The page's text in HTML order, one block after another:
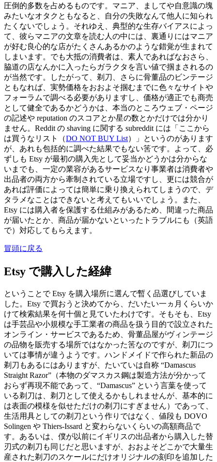
圧倒的多数を占めるものです。マニア、ましてや自意識の塊
みたいなオタクともなると、自分の失敗なんて他人に知られ
たくないでしょう。それゆえ、典型的な生存バイアスによっ
て、彼らマニアの文章を読む人の中には、裏通りにはマニア
が好む良心的な店がたくさんあるかのような錯覚が生まれて
しまいます。でも大抵の消費者は、素人であればなおさら、
脇道の店なんかに入ったらガラクタを言い値で掴まされるの
が当然です。したがって、剃刀、さらに骨董品のビンテージ
ともなれば、実勢価格をおおよそ掴むまでに色々なサイトや
フォーラムで調べる必要がありますし、価格が適正でも商売
として健全であるかどうかは、本当のところウェブ・ページ
の記述や reputation のスコアとか星の数とかだけでは分かり
ません。Reddit の shaving に関する subreddit には「ここから
は買うなリスト（DO NOT BUY List）」というのがあります
が、あれも包括的に調べた結果でもない筈です。よって、必
ずしも Etsy が最初の購入先として妥当かどうかは分からな
いまでも、一定の業容があるサービスなり事業者は消費者や
出品者の両方から牽制されている立場ですし、更には競合が
あれば評価によっては簡単に乗り換えられてしまうので、デ
タラメなことはできないと考えてもいいでしょう。また、
Etsy には購入者を保護する仕組みがあるため、間違った商品
が届いたとか、商品が届かないといったトラブルにも（英語
で）対応してもらえます。
冒頭に戻る
Etsy で購入した経緯
ということで Etsy を購入場所に選んで暫く品選びしていま
した。Etsy で買おうと決めてから、だいたい一ヵ月くらいか
けて検索結果を何十個と見ていたわけです。そもそも、Etsy
は手芸品や小規模な手工業者の商品を扱う目的で設立された
オンライン・サービスであるため、骨董品屋がヴィンテージ
の品物を販売する場所ではなかった筈なのですが、剃刀につ
いては事情が違うようです。ハンドメイドで作られた新品の
剃刀もあるにはありますが、たいていは自称 “Damascus
Straight Razor”（本物のダマスカス鋼は製造方法が分かって
おらず再現不能であって、“Damascus” という言葉を使って
いる剃刀は、剃刀として使えるかもしれませんが、基本的に
は表面の模様を似せただけの剃刀にすぎません）であって、
生活用具としての剃刀という作りではなく、値段も DOVO
Solingen や Thiers-Issard と変わらないくらいの高額商品で
す。あるいは、僕が以前にイギリスの出品者から購入した替
刃式の剃刀も同じだと思いますが、おおよそどこかで大量生
産された剃刀のスケールにだけオリジナルの刻印を追加した